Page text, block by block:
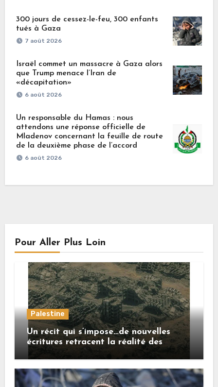
300 jours de cessez-le-feu, 300 enfants
tués à Gaza
7 août 2026
Israël commet un massacre à Gaza alors
que Trump menace l’Iran de
«décapitation»
6 août 2026
Un responsable du Hamas : nous
attendons une réponse officielle de
Mladenov concernant la feuille de route
de la deuxième phase de l’accord
6 août 2026
Pour Aller Plus Loin
Palestine
Un récit qui s’impose…de nouvelles
écritures retracent la réalité des
crimes sionistes à Gaza